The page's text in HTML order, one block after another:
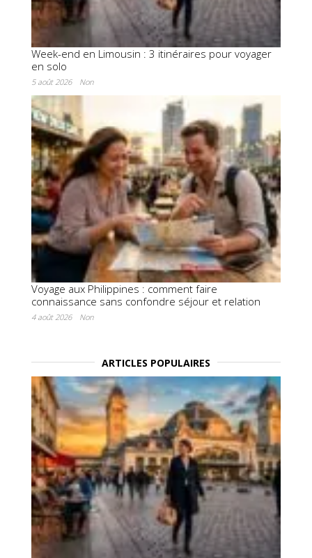
Week-end en Limousin : 3 itinéraires pour voyager
en solo
5 août 2026 Non
Voyage aux Philippines : comment faire
connaissance sans confondre séjour et relation
4 août 2026 Non
ARTICLES POPULAIRES